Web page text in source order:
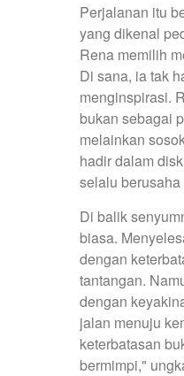
Perjalanan itu
yang dikenal
Rena memilih
Di sana, ia tak
menginspirasi.
bukan sebagai
melainkan
hadir dalam
selalu
Di balik
biasa.
dengan
tantangan.
dengan
jalan menuju
keterbatasan
bermimpi,"